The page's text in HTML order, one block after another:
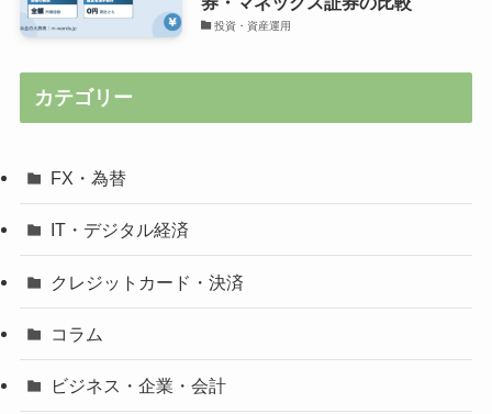
投資・資産運用
カテゴリー
FX・為替
IT・デジタル経済
クレジットカード・決済
コラム
ビジネス・企業・会計